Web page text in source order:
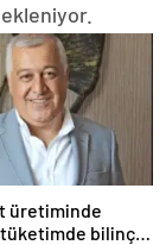
üretiminde
bilinç